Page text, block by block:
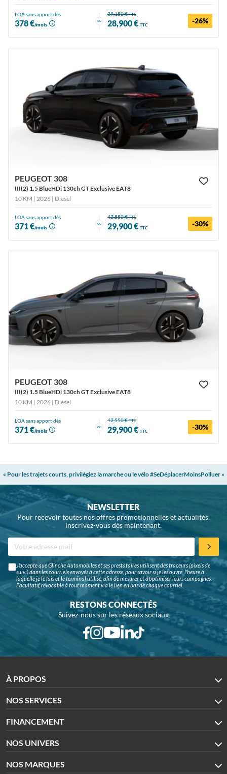
LOA sans apport dès
378 €/mois
ou
39,150 €TTC
28,900 € TTC -26%
PEUGEOT 308
III(2) 1.5 BlueHDi 130ch GT Exclusive EAT8
10 KM | 2026 | Diesel
LOA sans apport dès
371 €/mois
ou
42,550 €TTC
29,900 € TTC -30%
PEUGEOT 308
III(2) 1.5 BlueHDi 130ch GT Exclusive EAT8
10 KM | 2026 | Diesel
LOA sans apport dès
371 €/mois
ou
42,550 €TTC
29,900 € TTC -30%
« Pour les trajets courts, privilégiez la marche ou le vélo #SeDéplacerMoinsPolluer »
NEWSLETTER
Pour recevoir toutes nos offres promotionnelles et actualités,
inscrivez-vous dès maintenant.
J'accepte que Glinche Automobiles et ses prestataires utilisent des traceurs (pixels de
suivi) dans les courriels envoyés à cette adresse, pour savoir si je les ouvre, l'heure à
laquelle je le fais et le terminal utilisé, afin de mesurer et d'optimiser leurs campagnes.
Facultatif, révocable à tout moment via le lien en bas de chaque courriel.
RESTONS CONNECTÉS
Suivez-nous sur les réseaux sociaux
À PROPOS
NOS SERVICES
FINANCEMENT
NOS UNIVERS
NOS MARQUES